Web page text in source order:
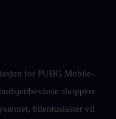
for PUBG Mobile-
shoppere
bilentusiaster vil